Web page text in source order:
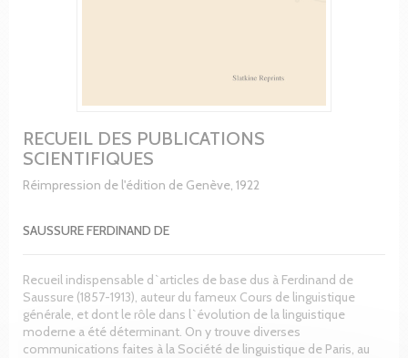
RECUEIL DES PUBLICATIONS
SCIENTIFIQUES
Réimpression de l'édition de Genève, 1922
SAUSSURE FERDINAND DE
Recueil indispensable d`articles de base dus à Ferdinand de
Saussure (1857-1913), auteur du fameux Cours de linguistique
générale, et dont le rôle dans l`évolution de la linguistique
moderne a été déterminant. On y trouve diverses
communications faites à la Société de linguistique de Paris, au